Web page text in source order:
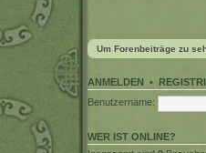
Um Forenbeiträge zu
ANMELDEN •
Benutzername:
WER IST ONLINE?